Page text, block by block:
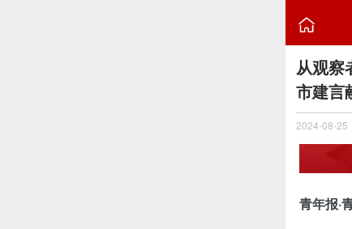

从观察
市建言
2024-08-25
青年报·